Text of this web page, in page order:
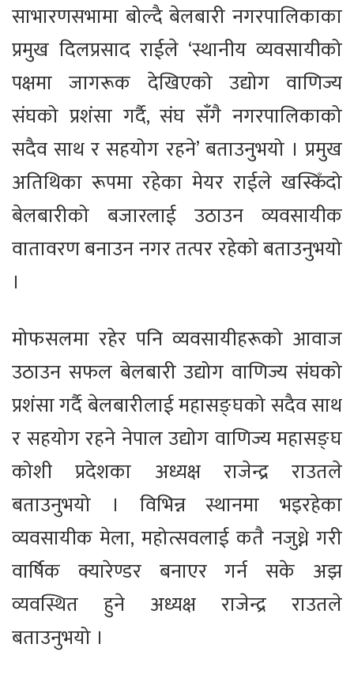
साभारणसभामा बोल्दै बेलबारी नगरपालिकाका
प्रमुख दिलप्रसाद राईले ‘स्थानीय व्यवसायीको
पक्षमा जागरूक देखिएको उद्योग वाणिज्य
संघको प्रशंसा गर्दै, संघ सँगै नगरपालिकाको
सदैव साथ र सहयोग रहने’ बताउनुभयो । प्रमुख
अतिथिका रूपमा रहेका मेयर राईले खस्किँदो
बेलबारीको बजारलाई उठाउन व्यवसायीक
वातावरण बनाउन नगर तत्पर रहेको बताउनुभयो
।
मोफसलमा रहेर पनि व्यवसायीहरूको आवाज
उठाउन सफल बेलबारी उद्योग वाणिज्य संघको
प्रशंसा गर्दै बेलबारीलाई महासङ्घको सदैव साथ
र सहयोग रहने नेपाल उद्योग वाणिज्य महासङ्घ
कोशी प्रदेशका अध्यक्ष राजेन्द्र राउतले
बताउनुभयो । विभिन्न स्थानमा भइरहेका
व्यवसायीक मेला, महोत्सवलाई कतै नजुध्ने गरी
वार्षिक क्यारेण्डर बनाएर गर्न सके अझ
व्यवस्थित हुने अध्यक्ष राजेन्द्र राउतले
बताउनुभयो ।